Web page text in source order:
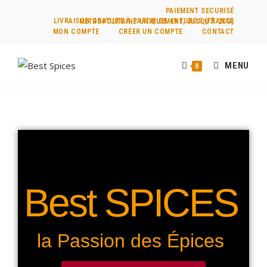
PAIEMENT SECURISÉ
LIVRAISON GRATUITE À PARTIR DE 49 EUROS (FRANCE MÉTROPOLITAINE UNIQUEMENT, JUSQU’À 2KG)
MON COMPTE
CRÉER UN COMPTE CONTACT
0 MENU
Best SPICES
la Passion des Épices